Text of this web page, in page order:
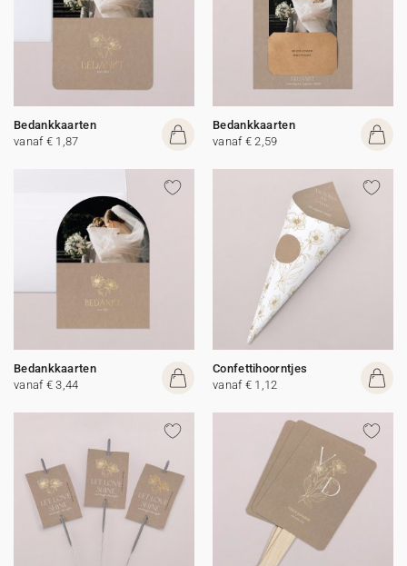
Bedankkaarten
vanaf € 1,87
Bedankkaarten
vanaf € 2,59
Bedankkaarten
vanaf € 3,44
Confettihoorntjes
vanaf € 1,12